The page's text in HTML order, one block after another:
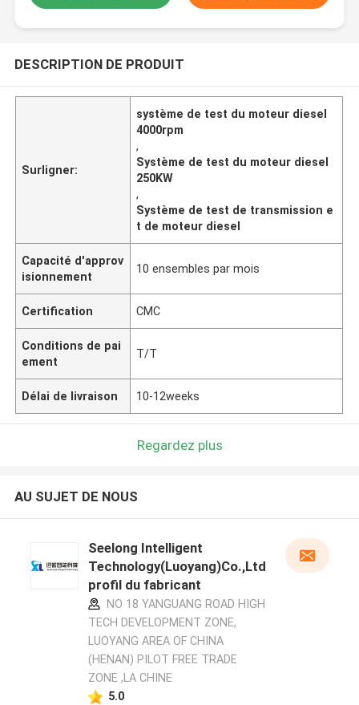
DESCRIPTION DE PRODUIT
Surligner:
système de test du moteur diesel
4000rpm
,
Système de test du moteur diesel
250KW
,
Système de test de transmission e
t de moteur diesel
Capacité d'approv
isionnement
10 ensembles par mois
Certification CMC
Conditions de pai
ement
T/T
Délai de livraison 10-12weeks
Regardez plus
AU SUJET DE NOUS
Seelong Intelligent
Technology(Luoyang)Co.,Ltd
profil du fabricant
NO 18 YANGUANG ROAD HIGH
TECH DEVELOPMENT ZONE,
LUOYANG AREA OF CHINA
(HENAN) PILOT FREE TRADE
ZONE ,LA CHINE
5.0